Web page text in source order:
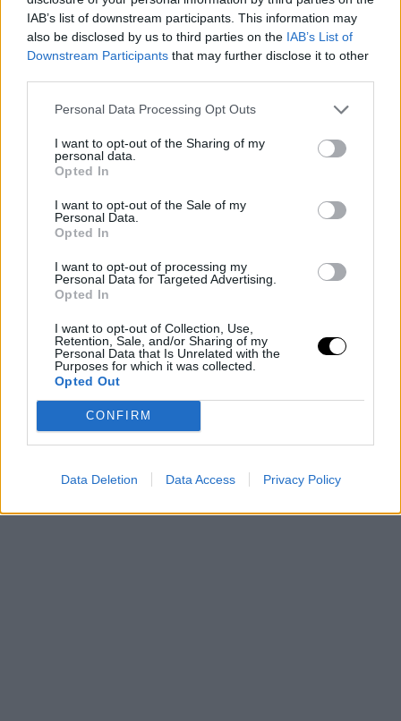
IAB’s list of downstream participants. This information may
also be disclosed by us to third parties on the IAB’s List of
Downstream Participants that may further disclose it to other
Personal Data Processing Opt Outs
I want to opt-out of the Sharing of my
personal data.
Opted In
I want to opt-out of the Sale of my
Personal Data.
Opted In
I want to opt-out of processing my
Personal Data for Targeted Advertising.
Opted In
I want to opt-out of Collection, Use,
Retention, Sale, and/or Sharing of my
Personal Data that Is Unrelated with the
Purposes for which it was collected.
Opted Out
CONFIRM
Data Deletion Data Access Privacy Policy